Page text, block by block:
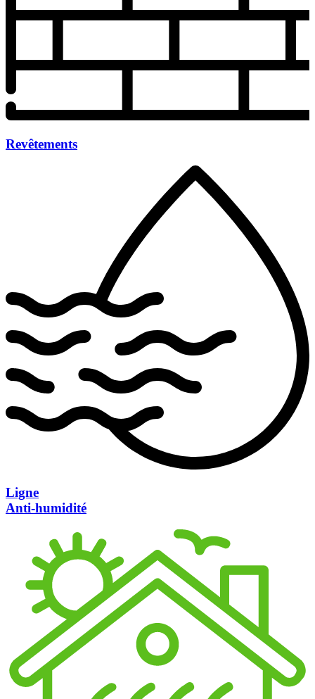
Revêtements
Ligne
Anti-humidité